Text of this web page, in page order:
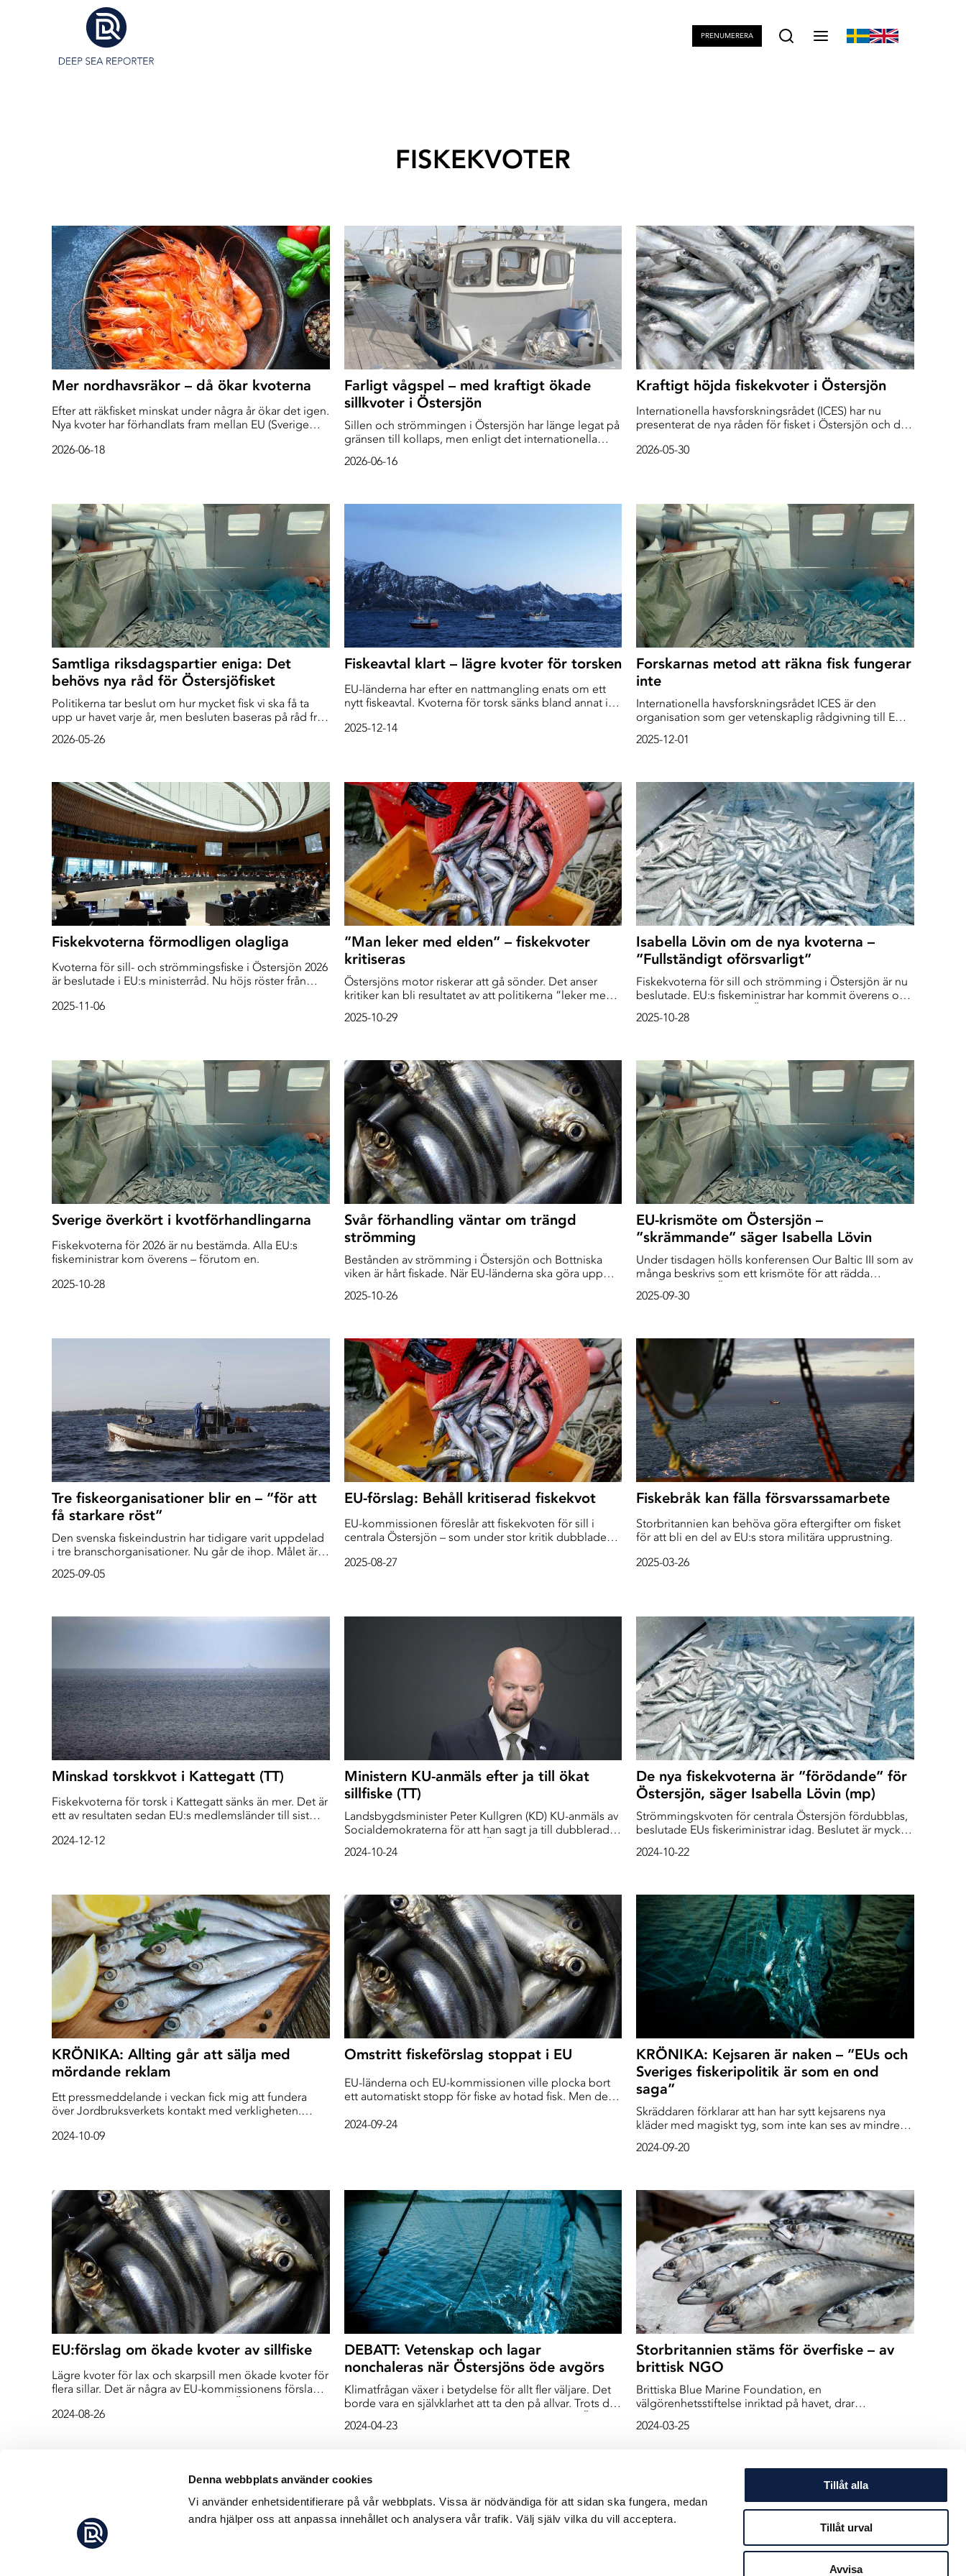
Denna webbplats använder cookies
Vi använder enhetsidentifierare på vår webbplats. Vissa är nödvändiga för att sidan ska fungera, medan
andra hjälper oss att anpassa innehållet och analysera vår trafik. Välj själv vilka du vill acceptera.
Tillåt alla
Tillåt urval
Avvisa
PRENUMERERA
FISKEKVOTER
Mer nordhavsräkor – då ökar kvoterna
Efter att räkfisket minskat under några år ökar det igen.
Nya kvoter har förhandlats fram mellan EU (Sverige
Skagerrak, Kattegatt och Nordsjön kan gå upp med 15
2026-06-18
Farligt vågspel – med kraftigt ökade
sillkvoter i Östersjön
Sillen och strömmingen i Östersjön har länge legat på
gränsen till kollaps, men enligt det internationella
Därför föreslår de att fiskekvoterna höjs – med upp till
2026-06-16
Kraftigt höjda fiskekvoter i Östersjön
Internationella havsforskningsrådet (ICES) har nu
presenterat de nya råden för fisket i Östersjön och det
strömming och skarpsill i östersjön för nästa år.
2026-05-30
Samtliga riksdagspartier eniga: Det
behövs nya råd för Östersjöfisket
Politikerna tar beslut om hur mycket fisk vi ska få ta
upp ur havet varje år, men besluten baseras på råd från
Den 28 maj väntas ICES presentera årets råd som
Baltic Waters har gjort tillsammans med Sportfiskarna,
anser samtliga partier att ICES råd är otillräckliga som
grund för besluten
2026-05-26
Fiskeavtal klart – lägre kvoter för torsken
EU-länderna har efter en nattmangling enats om ett
nytt fiskeavtal. Kvoterna för torsk sänks bland annat i
2025-12-14
Forskarnas metod att räkna fisk fungerar
inte
Internationella havsforskningsrådet ICES är den
organisation som ger vetenskaplig rådgivning till EU
år. En ny studie från ICES visar att sättet de räknar på
2025-12-01
Fiskekvoterna förmodligen olagliga
Kvoterna för sill- och strömmingsfiske i Östersjön 2026
är beslutade i EU:s ministerråd. Nu höjs röster från
Bottenviken är olagligt höga.
2025-11-06
”Man leker med elden” – fiskekvoter
kritiseras
Östersjöns motor riskerar att gå sönder. Det anser
kritiker kan bli resultatet av att politikerna ”leker med
2025-10-29
Isabella Lövin om de nya kvoterna –
”Fullständigt oförsvarligt”
Fiskekvoterna för sill och strömming i Östersjön är nu
beslutade. EU:s fiskeministrar har kommit överens om
kommissionen föreslog. Isabella Lövin (MP) menar att
2025-10-28
Sverige överkört i kvotförhandlingarna
Fiskekvoterna för 2026 är nu bestämda. Alla EU:s
fiskeministrar kom överens – förutom en.
2025-10-28
Svår förhandling väntar om trängd
strömming
Bestånden av strömming i Östersjön och Bottniska
viken är hårt fiskade. När EU-länderna ska göra upp
regeringen och EU-kommissionen strömmingens
2025-10-26
EU-krismöte om Östersjön –
”skrämmande” säger Isabella Lövin
Under tisdagen hölls konferensen Our Baltic III som av
många beskrivs som ett krismöte för att rädda
landsbygdsminister Peter Kullgren (KD) och klimat-
Deep Sea Reporter pratat med.
2025-09-30
Tre fiskeorganisationer blir en – ”för att
få starkare röst”
Den svenska fiskeindustrin har tidigare varit uppdelad
i tre branschorganisationer. Nu går de ihop. Målet är
ordförande Mathias Ivarsson till Deep Sea Reporter.
2025-09-05
EU-förslag: Behåll kritiserad fiskekvot
EU-kommissionen föreslår att fiskekvoten för sill i
centrala Östersjön – som under stor kritik dubblades
Bottniska viken.
2025-08-27
Fiskebråk kan fälla försvarssamarbete
Storbritannien kan behöva göra eftergifter om fisket
för att bli en del av EU:s stora militära upprustning.
2025-03-26
Minskad torskkvot i Kattegatt (TT)
Fiskekvoterna för torsk i Kattegatt sänks än mer. Det är
ett av resultaten sedan EU:s medlemsländer till sist
Atlanten och Medelhavet.
2024-12-12
Ministern KU-anmäls efter ja till ökat
sillfiske (TT)
Landsbygdsminister Peter Kullgren (KD) KU-anmäls av
Socialdemokraterna för att han sagt ja till dubblerade
Ebba Busch kallar de nya kvoterna för "ett
2024-10-24
De nya fiskekvoterna är ”förödande” för
Östersjön, säger Isabella Lövin (mp)
Strömmingskvoten för centrala Östersjön fördubblas,
beslutade EUs fiskeriministrar idag. Beslutet är mycket
regeringen. Den ansvarige ministern, Peter Kullgren
2024-10-22
KRÖNIKA: Allting går att sälja med
mördande reklam
Ett pressmeddelande i veckan fick mig att fundera
över Jordbruksverkets kontakt med verkligheten.
ha nått byråkraterna bakom verkets flotta fasad i
2024-10-09
Omstritt fiskeförslag stoppat i EU
EU-länderna och EU-kommissionen ville plocka bort
ett automatiskt stopp för fiske av hotad fisk. Men det
skickar tillbaka hela förslaget. Men det var med minsta
2024-09-24
KRÖNIKA: Kejsaren är naken – ”EUs och
Sveriges fiskeripolitik är som en ond
saga”
Skräddaren förklarar att han har sytt kejsarens nya
kläder med magiskt tyg, som inte kan ses av mindre
låtsas alla se de praktfulla nya kläderna: Ingen vill ju
Mariehamn. Vem kan jag lita på?
2024-09-20
EU:förslag om ökade kvoter av sillfiske
Lägre kvoter för lax och skarpsill men ökade kvoter för
flera sillar. Det är några av EU-kommissionens förslag
nästa år. Men besked om sill i Bottenhavet dröjer.
2024-08-26
DEBATT: Vetenskap och lagar
nonchaleras när Östersjöns öde avgörs
Klimatfrågan växer i betydelse för allt fler väljare. Det
borde vara en självklarhet att ta den på allvar. Trots det
redo att stå och se på medan klimatet havererar och
2024-04-23
Storbritannien stäms för överfiske – av
brittisk NGO
Brittiska Blue Marine Foundation, en
välgörenhetsstiftelse inriktad på havet, drar
de brittiska vattnen. Och framför allt att det sker tvärt
2024-03-25